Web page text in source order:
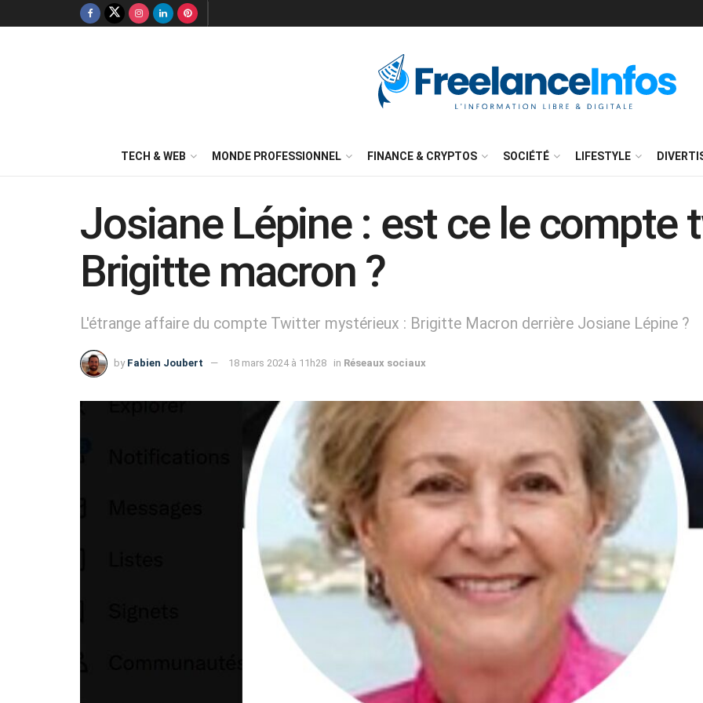
TECH & WEB MONDE PROFESSIONNEL FINANCE & CRYPTOS SOCIÉTÉ LIFESTYLE
Josiane Lépine : est ce le compte
Brigitte macron ?
L'étrange affaire du compte Twitter mystérieux : Brigitte Macron derrière Josiane Lépine ?
by Fabien Joubert 18 mars 2024 à 11h28 in Réseaux sociaux